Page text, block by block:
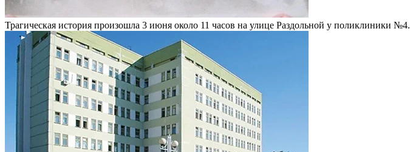
Трагическая история произошла 3 июня около 11 часов на улице Раздольной у поликлиники №4.